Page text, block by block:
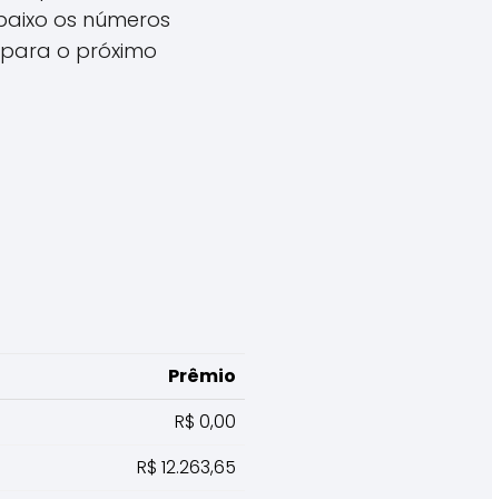
os números
o próximo
Prêmio
R$ 0,00
R$ 12.263,65